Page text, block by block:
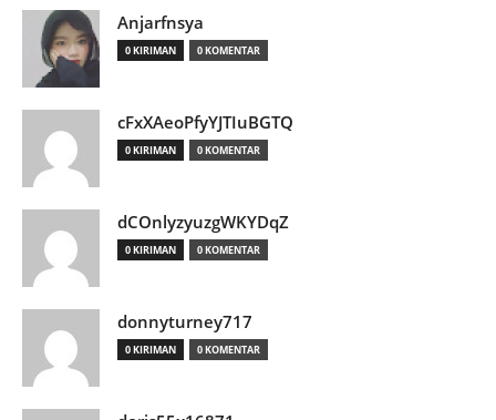
Anjarfnsya
0 KIRIMAN 0 KOMENTAR
cFxXAeoPfyYJTIuBGTQ
0 KIRIMAN 0 KOMENTAR
dCOnlyzyuzgWKYDqZ
0 KIRIMAN 0 KOMENTAR
donnyturney717
0 KIRIMAN 0 KOMENTAR